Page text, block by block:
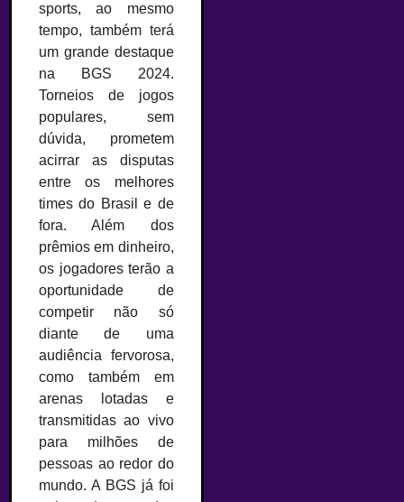
sports, ao mesmo
tempo, também terá
um grande destaque
na BGS 2024.
Torneios de jogos
populares, sem
dúvida, prometem
acirrar as disputas
entre os melhores
times do Brasil e de
fora. Além dos
prêmios em dinheiro,
os jogadores terão a
oportunidade de
competir não só
diante de uma
audiência fervorosa,
como também em
arenas lotadas e
transmitidas ao vivo
para milhões de
pessoas ao redor do
mundo. A BGS já foi